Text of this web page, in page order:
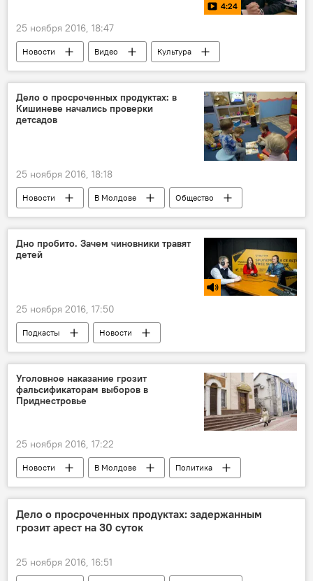
4:24
25 ноября 2016, 18:47
Новости Видео
Культура
В Молдове
Мультимедиа
Республика Молдова
Юрий Хармелин
театр "С улицы Роз"
Молдфест.Рампа.Ру
спектакль
Дело о просроченных продуктах: в
Кишиневе начались проверки
детсадов
25 ноября 2016, 18:18
Новости В Молдове
Общество
Кишинев
Республика Молдова
проверки
детсад
испорченные продукты
Дно пробито. Зачем чиновники травят
детей
25 ноября 2016, 17:50
Подкасты
Новости
Республика Молдова
дети
школьники
меню
Уголовное наказание грозит
фальсификаторам выборов в
Приднестровье
25 ноября 2016, 17:22
Новости В Молдове
Политика
фальсификация
уголовная ответственность
выборы
Дело о просроченных продуктах: задержанным
грозит арест на 30 суток
25 ноября 2016, 16:51